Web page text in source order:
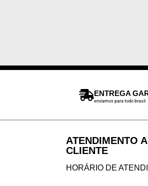
ENTREGA
enviamos para todo brasil
ATENDIMENTO
CLIENTE
HORÁRIO DE